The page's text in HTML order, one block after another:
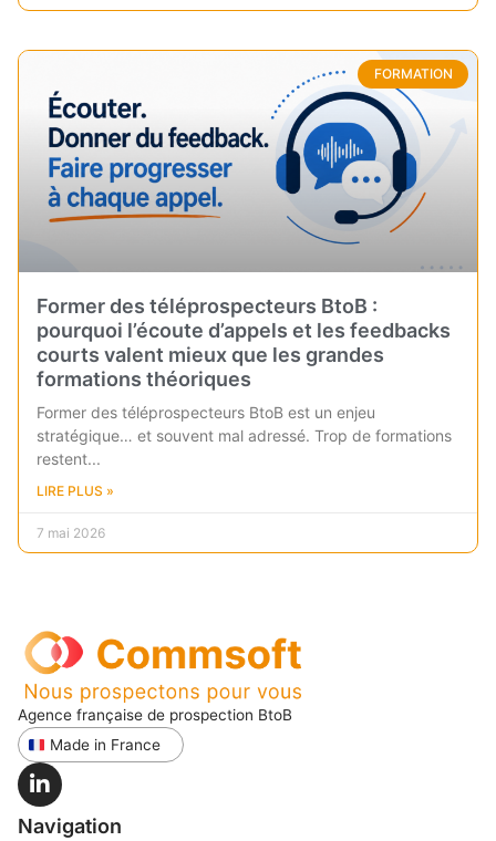
FORMATION
Former des téléprospecteurs BtoB :
pourquoi l’écoute d’appels et les feedbacks
courts valent mieux que les grandes
formations théoriques
Former des téléprospecteurs BtoB est un enjeu
stratégique… et souvent mal adressé. Trop de formations
restent
LIRE PLUS »
7 mai 2026
Agence française de prospection BtoB
Made in France
Navigation